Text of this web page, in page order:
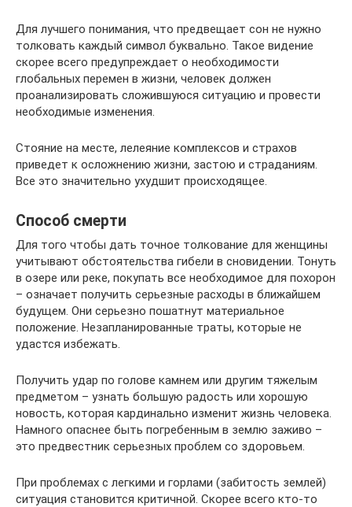
Для лучшего понимания, что предвещает сон не нужно
толковать каждый символ буквально. Такое видение
скорее всего предупреждает о необходимости
глобальных перемен в жизни, человек должен
проанализировать сложившуюся ситуацию и провести
необходимые изменения.
Стояние на месте, лелеяние комплексов и страхов
приведет к осложнению жизни, застою и страданиям.
Все это значительно ухудшит происходящее.
Способ смерти
Для того чтобы дать точное толкование для женщины
учитывают обстоятельства гибели в сновидении. Тонуть
в озере или реке, покупать все необходимое для похорон
– означает получить серьезные расходы в ближайшем
будущем. Они серьезно пошатнут материальное
положение. Незапланированные траты, которые не
удастся избежать.
Получить удар по голове камнем или другим тяжелым
предметом – узнать большую радость или хорошую
новость, которая кардинально изменит жизнь человека.
Намного опаснее быть погребенным в землю заживо –
это предвестник серьезных проблем со здоровьем.
При проблемах с легкими и горлами (забитость землей)
ситуация становится критичной. Скорее всего кто-то